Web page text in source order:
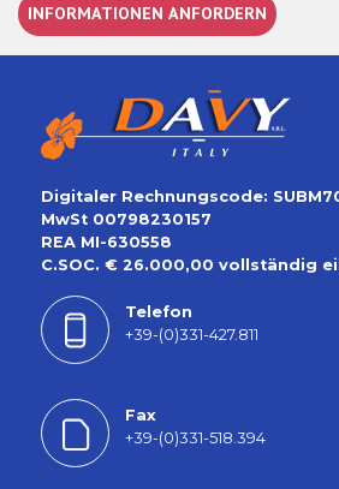
INFORMATIONEN ANFORDERN
Digitaler Rechnungscode:
MwSt 00798230157
REA MI-630558
C.SOC. € 26.000,00 vollständig
Telefon
+39-(0)331-427.811
Fax
+39-(0)331-518.394